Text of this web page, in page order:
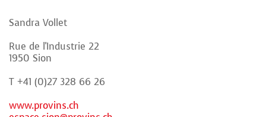
Sandra Vollet
Rue de l'Industrie 22
1950 Sion
T +41 (0)27 328 66 26
www.provins.ch